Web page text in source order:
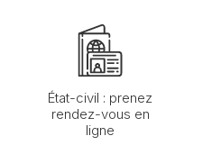
État-civil : prenez
rendez-vous en
ligne